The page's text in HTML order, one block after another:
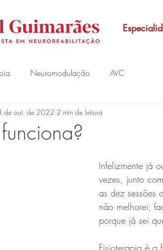
Neuromodulação AVC
de out. de 2022 2 min de leitura
Infelizmente já
vezes, junto
as dez sessões
não melhorei;
porque já sei
Fisioterapia é a